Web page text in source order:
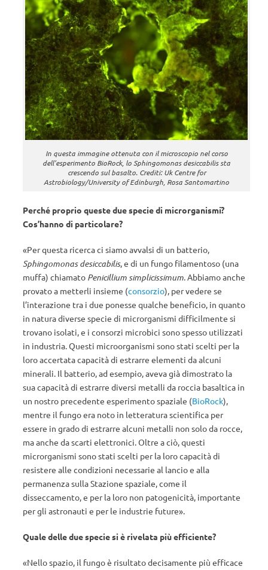
In questa immagine ottenuta con il microscopio nel corso
dell’esperimento BioRock, lo Sphingomonas desiccabilis sta
crescendo sul basalto. Crediti: Uk Centre for
Astrobiology/University of Edinburgh, Rosa Santomartino
Perché proprio queste due specie di microrganismi?
Cos’hanno di particolare?
«Per questa ricerca ci siamo avvalsi di un batterio,
Sphingomonas desiccabilis, e di un fungo filamentoso (una
muffa) chiamato Penicillium simplicissimum. Abbiamo anche
provato a metterli insieme (consorzio), per vedere se
l’interazione tra i due ponesse qualche beneficio, in quanto
in natura diverse specie di microrganismi difficilmente si
trovano isolati, e i consorzi microbici sono spesso utilizzati
in industria. Questi microorganismi sono stati scelti per la
loro accertata capacità di estrarre elementi da alcuni
minerali. Il batterio, ad esempio, aveva già dimostrato la
sua capacità di estrarre diversi metalli da roccia basaltica in
un nostro precedente esperimento spaziale (BioRock),
mentre il fungo era noto in letteratura scientifica per
essere in grado di estrarre alcuni metalli non solo da rocce,
ma anche da scarti elettronici. Oltre a ciò, questi
microrganismi sono stati scelti per la loro capacità di
resistere alle condizioni necessarie al lancio e alla
permanenza sulla Stazione spaziale, come il
disseccamento, e per la loro non patogenicità, importante
per gli astronauti e per le industrie future».
Quale delle due specie si è rivelata più efficiente?
«Nello spazio, il fungo è risultato decisamente più efficace